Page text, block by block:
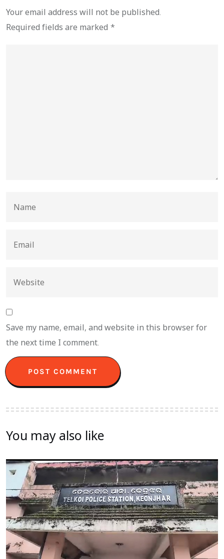
Your email address will not be published.
Required fields are marked *
Save my name, email, and website in this browser for
the next time I comment.
You may also like